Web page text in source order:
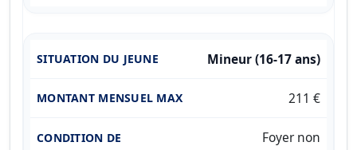
Mineur (16-17 ans)
211 €
Foyer non